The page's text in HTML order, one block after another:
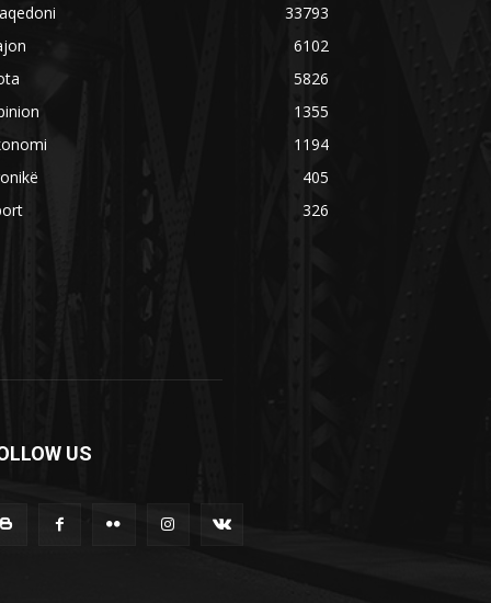
33793
6102
5826
1355
1194
405
326
US